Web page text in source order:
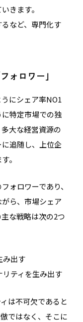
きます。
など、専門化す
ォロワー」
にシェア率NO1
特定市場での独
大な経営資源の
追随し、上位企
。
ォロワーであり、
ら、市場シェア
な戦略は次の2つ
み出す
ティを生み出す
は不可欠であると
ではなく、そこに